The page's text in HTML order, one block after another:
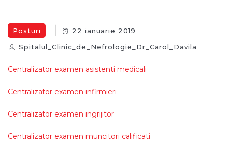
Posturi
22 ianuarie 2019
Spitalul_Clinic_de_Nefrologie_Dr_Carol_Davila
Centralizator examen asistenti medicali
Centralizator examen infirmieri
Centralizator examen ingrijitor
Centralizator examen muncitori calificati